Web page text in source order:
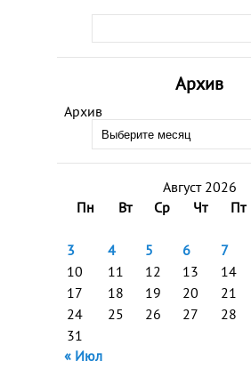
Архив
Архив
Август 2026
Пн
Вт Ср Чт Пт
3
4 5 6 7
10
11 12 13 14
17
18 19 20 21
24
25 26 27 28
31
« Июл